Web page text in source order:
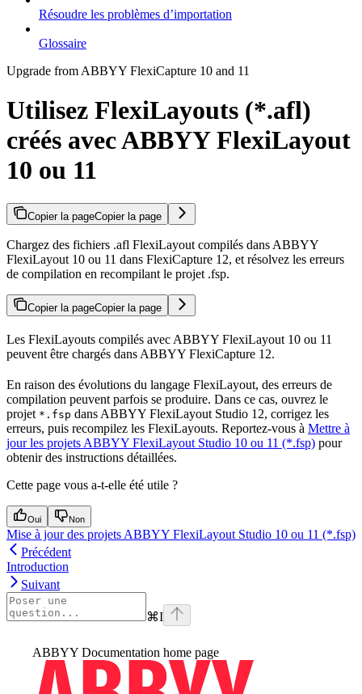
Résoudre les problèmes d’importation
Glossaire
Upgrade from ABBYY FlexiCapture 10 and 11
Utilisez FlexiLayouts (*.afl)
créés avec ABBYY FlexiLayout
10 ou 11
Copier la pageCopier la page
Chargez des fichiers .afl FlexiLayout compilés dans ABBYY
FlexiLayout 10 ou 11 dans FlexiCapture 12, et résolvez les erreurs
de compilation en recompilant le projet .fsp.
Copier la pageCopier la page
Les FlexiLayouts compilés avec ABBYY FlexiLayout 10 ou 11
peuvent être chargés dans ABBYY FlexiCapture 12.
En raison des évolutions du langage FlexiLayout, des erreurs de
compilation peuvent parfois se produire. Dans ce cas, ouvrez le
projet *.fsp dans ABBYY FlexiLayout Studio 12, corrigez les
erreurs, puis recompilez les FlexiLayouts. Reportez-vous à Mettre à
jour les projets ABBYY FlexiLayout Studio 10 ou 11 (*.fsp) pour
obtenir des instructions détaillées.
Cette page vous a-t-elle été utile ?
Oui Non
Mise à jour des projets ABBYY FlexiLayout Studio 10 ou 11 (*.fsp)
Précédent
Introduction
Suivant
⌘I
ABBYY Documentation home page